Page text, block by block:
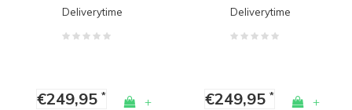
Deliverytime
€249,95* +
Deliverytime
€249,95* +